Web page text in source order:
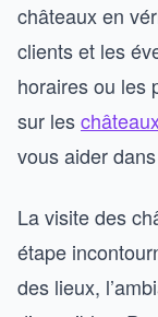
châteaux en
clients et les
horaires ou les
sur les
vous aider
La visite des
étape
des lieux,